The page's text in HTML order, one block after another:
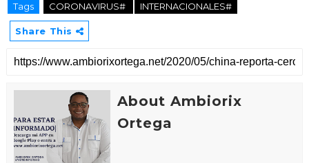
Tags CORONAVIRUS# INTERNACIONALES#
Share This
About Ambiorix
Ortega